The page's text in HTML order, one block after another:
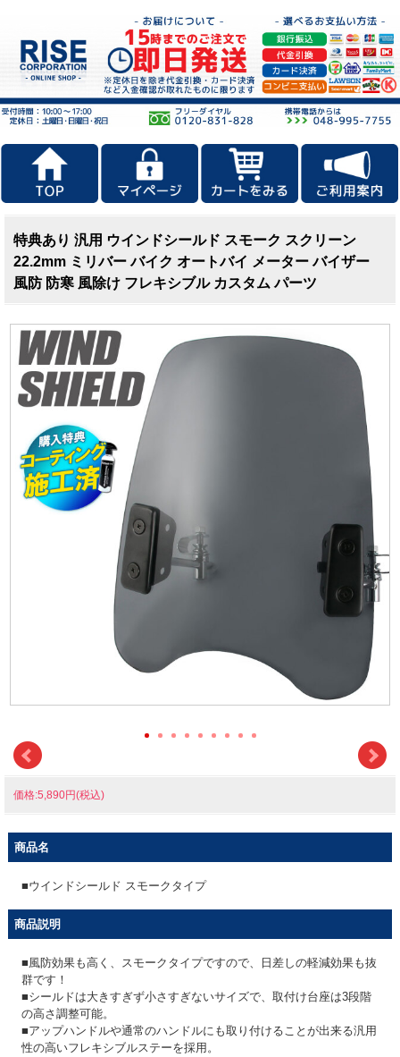
特典あり 汎用 ウインドシールド スモーク スクリーン
22.2mm ミリバー バイク オートバイ メーター バイザー
風防 防寒 風除け フレキシブル カスタム パーツ
価格:5,890円(税込)
商品名
■ウインドシールド スモークタイプ
商品説明
■風防効果も高く、スモークタイプですので、日差しの軽減効果も抜
群です！
■シールドは大きすぎず小さすぎないサイズで、取付け台座は3段階
の高さ調整可能。
■アップハンドルや通常のハンドルにも取り付けることが出来る汎用
性の高いフレキシブルステーを採用。